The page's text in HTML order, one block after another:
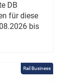
DB
für diese
bis
Rail Business